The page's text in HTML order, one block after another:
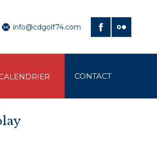
info@cdgolf74.com
CONTACT